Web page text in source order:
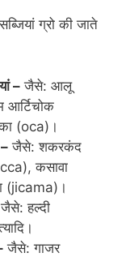
ग्रो की जाते
– जैसे: आलू
(oca)।
जैसे: शकरकंद
कसावा
(jicama)।
जैसे: हल्दी
जैसे: गाजर